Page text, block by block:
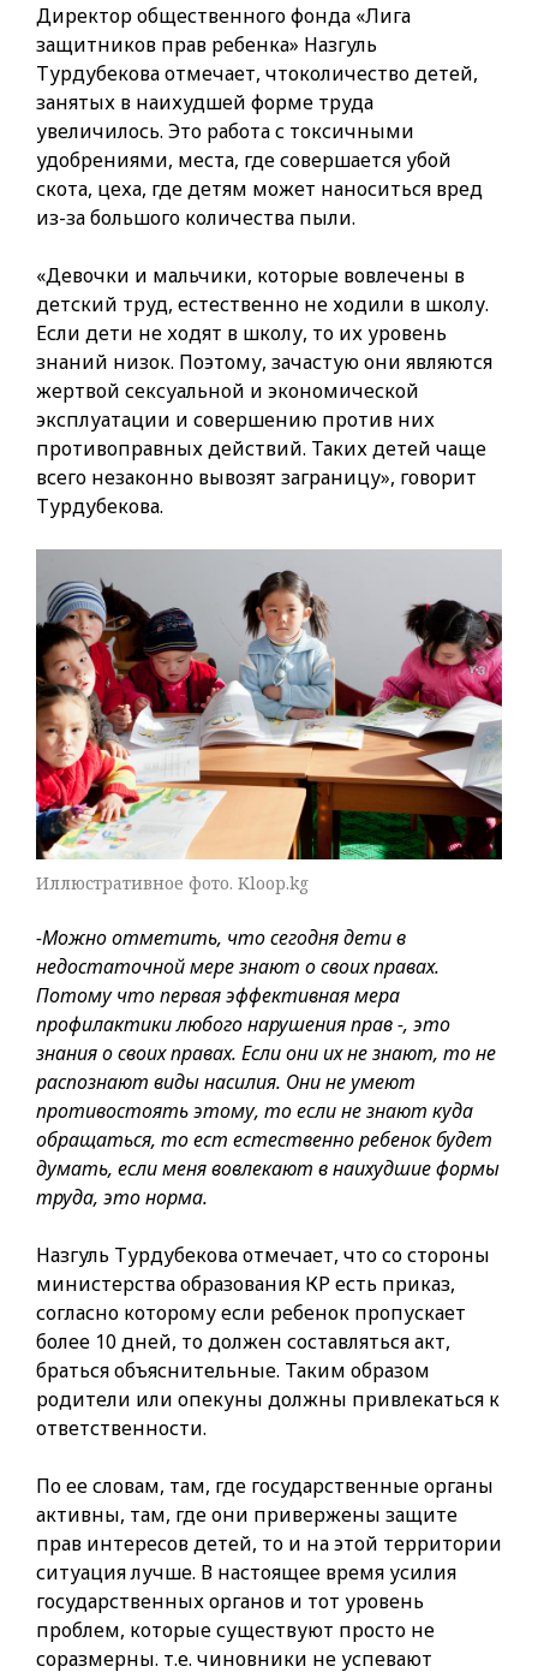
Директор общественного фонда «Лига
защитников прав ребенка» Назгуль
Турдубекова отмечает, чтоколичество детей,
занятых в наихудшей форме труда
увеличилось. Это работа с токсичными
удобрениями, места, где совершается убой
скота, цеха, где детям может наноситься вред
из-за большого количества пыли.
«Девочки и мальчики, которые вовлечены в
детский труд, естественно не ходили в школу.
Если дети не ходят в школу, то их уровень
знаний низок. Поэтому, зачастую они являются
жертвой сексуальной и экономической
эксплуатации и совершению против них
противоправных действий. Таких детей чаще
всего незаконно вывозят заграницу», говорит
Турдубекова.
Иллюстративное фото. Kloop.kg
-Можно отметить, что сегодня дети в
недостаточной мере знают о своих правах.
Потому что первая эффективная мера
профилактики любого нарушения прав -, это
знания о своих правах. Если они их не знают, то не
распознают виды насилия. Они не умеют
противостоять этому, то если не знают куда
обращаться, то ест естественно ребенок будет
думать, если меня вовлекают в наихудшие формы
труда, это норма.
Назгуль Турдубекова отмечает, что со стороны
министерства образования КР есть приказ,
согласно которому если ребенок пропускает
более 10 дней, то должен составляться акт,
браться объяснительные. Таким образом
родители или опекуны должны привлекаться к
ответственности.
По ее словам, там, где государственные органы
активны, там, где они привержены защите
прав интересов детей, то и на этой территории
ситуация лучше. В настоящее время усилия
государственных органов и тот уровень
проблем, которые существуют просто не
соразмерны. т.е. чиновники не успевают